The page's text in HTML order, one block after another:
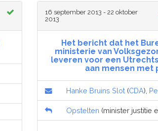
16 september 2013 - 22 oktober
2013
Het bericht dat het
ministerie van
leveren voor een
aan mensen met
Hanke Bruins Slot (CDA),
Opstelten (minister justitie